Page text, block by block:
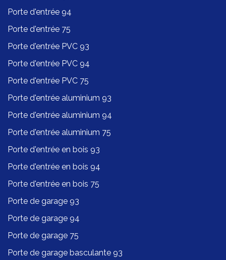
Porte d'entrée 94
Porte d'entrée 75
Porte d'entrée PVC 93
Porte d'entrée PVC 94
Porte d'entrée PVC 75
Porte d'entrée aluminium 93
Porte d'entrée aluminium 94
Porte d'entrée aluminium 75
Porte d'entrée en bois 93
Porte d'entrée en bois 94
Porte d'entrée en bois 75
Porte de garage 93
Porte de garage 94
Porte de garage 75
Porte de garage basculante 93